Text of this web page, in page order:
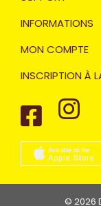
INFORMATIONS
MON COMPTE
INSCRIPTION À
© 2026